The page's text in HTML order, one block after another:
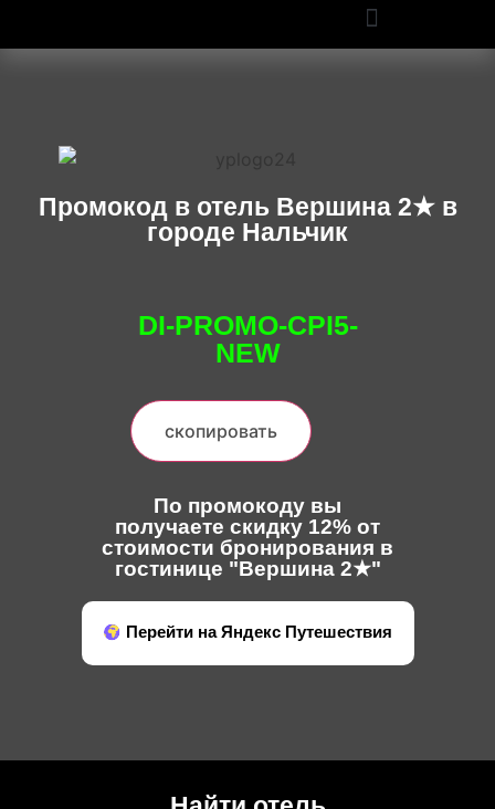
Промокод в отель Вершина 2★ в
городе Нальчик
DI-PROMO-CPI5-
NEW
скопировать
По промокоду вы
получаете скидку 12% от
стоимости бронирования в
гостинице "Вершина 2★"
Перейти на Яндекс Путешествия